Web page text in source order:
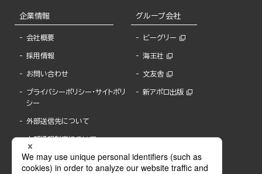
企業情報
会社概要
採用情報
お問い合わせ
プライバシーポリシー・サイトポリ
シー
外部送信先について
内部通報制度について
グループ会社
ビーグリー
海王社
文友舎
新アポロ出版